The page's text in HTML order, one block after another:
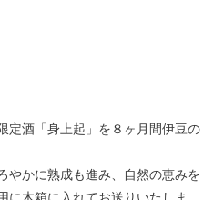
定酒「身上起」を８ヶ月間伊豆の
やかに熟成も進み、自然の恵みを